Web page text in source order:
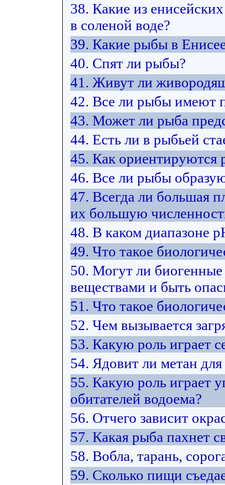
38. Какие из
в соленой воде?
39. Какие рыбы в
40. Спят ли рыбы?
41. Живут ли
42. Все ли рыбы имеют
43. Может ли рыба
44. Есть ли в рыбьей
45. Как ориентируются
46. Все ли рыбы
47. Всегда ли большая
их большую
48. В каком диапазоне
49. Что такое
50. Могут ли
веществами и быть
51. Что такое
52. Чем вызывается
53. Какую роль играет
54. Ядовит ли метан
55. Какую роль играет
обитателей водоема?
56. Отчего зависит
57. Какая рыба пахнет
58. Вобла, тарань,
59. Сколько пищи